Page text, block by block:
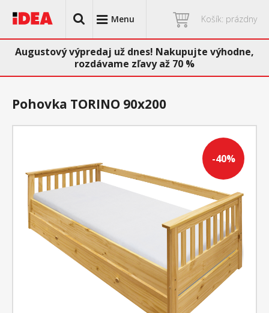
Menu Košík: prázdny
Augustový výpredaj už dnes! Nakupujte výhodne,
rozdávame zľavy až 70 %
-40%
Pohovka TORINO 90x200